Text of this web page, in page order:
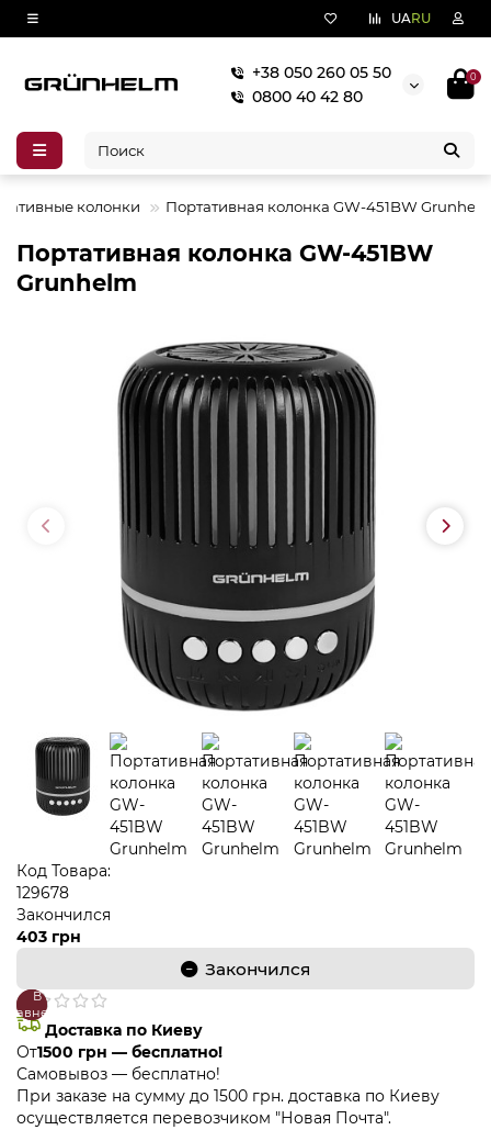
UARU
+38 050 260 05 50
0800 40 42 80
0
колонки Портативная колонка GW-451BW
Портативная колонка GW-451BW
Grunhelm
Код Товара:
129678
Закончился
403 грн
Закончился
В
закладки
В
сравнение
Доставка по Киеву
От1500 грн — бесплатно!
Самовывоз — бесплатно!
При заказе на сумму до 1500 грн. доставка по Киеву
осуществляется перевозчиком "Новая Почта".